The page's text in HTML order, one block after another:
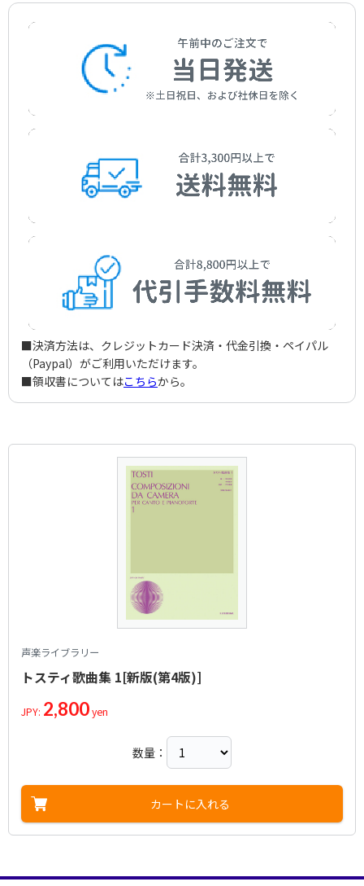
Carducci，Giosue
Tosti，Francesco Paolo
S.ジャーコモ／R.E.パリアーラ／畑中良輔／畑中更予
S.Di Giacomo/R.E.Pagliara/Hatanaka，
Ryosuke/Hatanaka，Kouyo
四月の夜に
Tosti，Francesco Paolo
作詞者：チンミーノ，フランチェスコ
Cimmino，Francesco
ニノン
トスティ，フランチェスコ・パオロ
Tosti，Francesco Paolo
作詞者：ミュセ，アルフレッド・ド
Musset，Alfred de
作曲者：トスティ，フランチェスコ・パオロ
Tosti，Francesco Paolo
エルリーコ，カルメーロ
僕は思っている
作曲者：トスティ，フランチェスコ・パオロ
Tosti，Francesco Paolo
口づけの代わりに
トスティ，フランチェスコ・パオロ
春
R.E.パリアーラ
R.E.Pagliara
Tosti，Francesco Paolo
作詞者：デッラヴァッレ，ジュゼッペ
Dekkavakke，Giuseppe
私に静けさを
トスティ，フランチェスコ・パオロ
Tosti，Francesco Paolo
作詞者：リッチ，コルラード
作曲者：トスティ，フランチェスコ・パオロ
Tosti，Francesco Paolo
作曲者：トスティ，フランチェスコ・パオロ
貴女が望むなら
Vacaresco，H?lene
ステッケッティ，ロレンツォ／畑中良輔／畑中更予
Stecchetti，Lorenzo/Hatanaka，
Ryosuke/Hatanaka，Kouyo
苦しみ
Tosti，Francesco Paolo
作詞者：マッツォーラ，リッカルド
Mazzola，Riccardo
悲しみ
トスティ，フランチェスコ・パオロ
Tosti，Francesco Paolo
作詞者：マッツォーラ，リッカルド
Mazzola，Riccardo
そうだといいけど
作曲者：トスティ，フランチェスコ・パオロ
Tosti，Francesco Paolo
私は死にたい
作曲者：トスティ，フランチェスコ・パオロ
Tosti，Francesco Paolo
L.M.Cognetti
■決済方法は、クレジットカード決済・代金引換・ペイパル
（Paypal）がご利用いただけます。
■領収書についてはこちらから。
声楽ライブラリー
トスティ歌曲集 1[新版(第4版)]
JPY: 2,800yen
数量：
カートに入れる